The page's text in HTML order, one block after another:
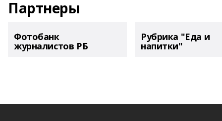
Партнеры
Фотобанк
журналистов РБ
Рубрика "Еда и
напитки"